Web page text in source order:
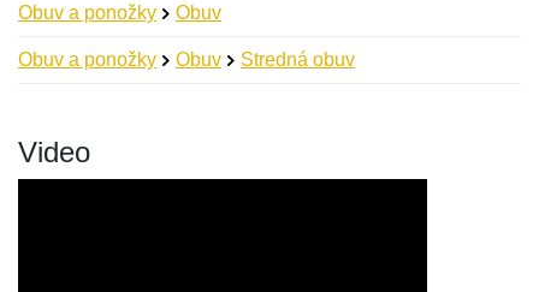
Obuv a ponožky Obuv
Obuv a ponožky Obuv Stredná obuv
Video